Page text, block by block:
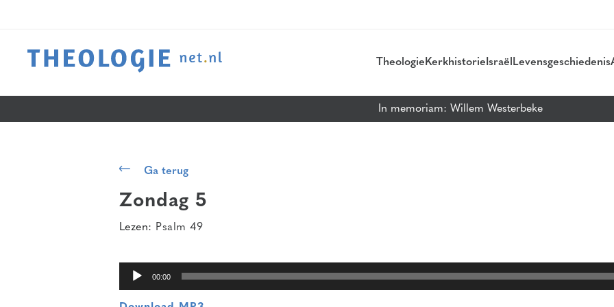
Theologie Kerkhistorie Israël Levensgeschiedenis
In memoriam: Willem Westerbeke
Ga terug
Zondag 5
Lezen: Psalm 49
00:00